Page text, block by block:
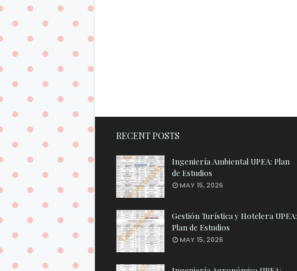
RECENT POSTS
Ingeniería Ambiental UPEA: Plan
de Estudios
MAY 15, 2026
Gestión Turística y Hotelera UPEA:
Plan de Estudios
MAY 15, 2026